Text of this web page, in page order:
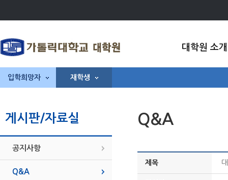
대학원 소개
입학희망자 재학생
게시판/자료실
공지사항
Q&A
Q&A
제목